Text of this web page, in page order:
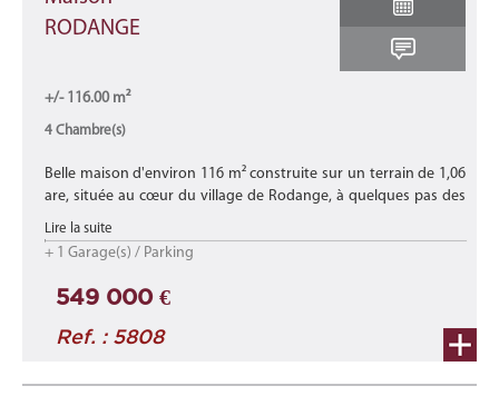
RODANGE
+/- 116.00 m²
4 Chambre(s)
Belle maison d'environ 116 m² construite sur un terrain de 1,06
are, située au cœur du village de Rodange, à quelques pas des
commerces, des écoles, des crèches, de la gare, des transports e
...
Lire la suite
+ 1 Garage(s) / Parking
549 000 €
Ref. : 5808